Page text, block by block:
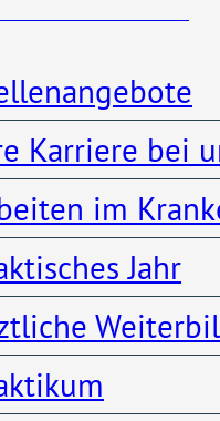
Unfall-
Karriere bei
im
Jahr
gerade
oder
nach